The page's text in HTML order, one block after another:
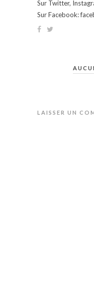
Sur Twitter,
Sur Facebook:
LAISSER UN